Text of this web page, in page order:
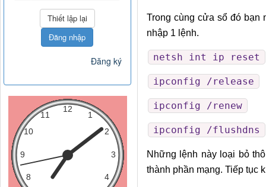
Trong cùng cửa sổ đó bạn
nhập 1 lệnh.
netsh int ip reset
ipconfig /release
ipconfig /renew
ipconfig /flushdns
Những lệnh này loại bỏ
thành phần mạng. Tiếp tục
Đăng nhập
Đăng ký